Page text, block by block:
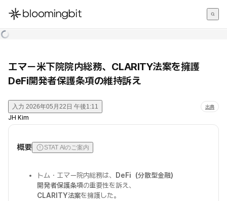
한국어
エマー米下院院内総務、CLARITY法案を擁護
DeFi開発者保護条項の維持訴え
入力 2026年05月22日 午後1:11 出典
JH Kim
概要 STAT AIのご案内
トム・エマー院内総務は、
DeFi（分散型金融）
開発者保護条項の重要性を訴え、
CLARITY法案を擁護した。